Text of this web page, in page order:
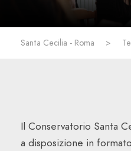
Santa Cecilia - Roma >
Il Conservatorio Santa
a disposizione in